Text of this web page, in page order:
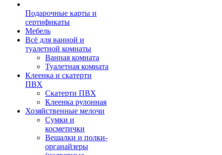
Подарочные карты и
сертификаты
Мебель
Всё для ванной и
туалетной комнаты
Ванная комната
Туалетная комната
Клеенка и скатерти
ПВХ
Скатерти ПВХ
Клеенка рулонная
Хозяйственные мелочи
Сумки и
косметички
Вешалки и полки-
органайзеры